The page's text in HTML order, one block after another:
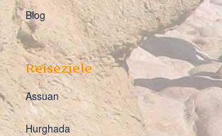
Blog
Reiseziele
Assuan
Hurghada